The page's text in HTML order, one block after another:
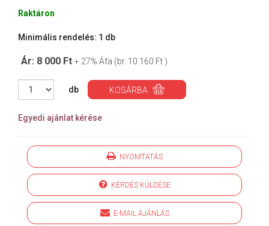
Raktáron
Minimális rendelés: 1 db
Ár: 8 000 Ft + 27% Áfa (br. 10 160 Ft )
db KOSÁRBA
Egyedi ajánlat kérése
NYOMTATÁS
KÉRDÉS KÜLDÉSE
E-MAIL AJÁNLÁS